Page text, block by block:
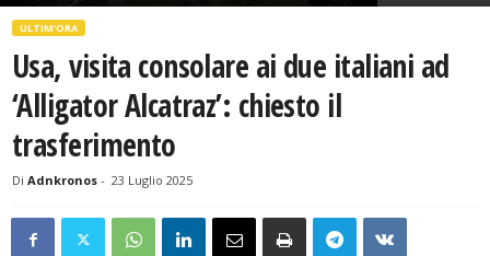
ULTIM'ORA
Usa, visita consolare ai due italiani ad
‘Alligator Alcatraz’: chiesto il
trasferimento
Di Adnkronos - 23 Luglio 2025